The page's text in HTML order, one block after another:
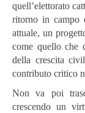
quell’elettorato
ritorno in campo
attuale, un
come quello che
della crescita
contributo critico
Non va poi
crescendo un